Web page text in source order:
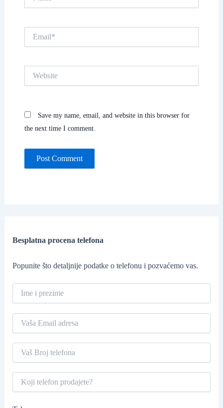
Save my name, email, and website in this browser for
the next time I comment.
Besplatna procena telefona
Popunite što detaljnije podatke o telefonu i pozvaćemo vas.